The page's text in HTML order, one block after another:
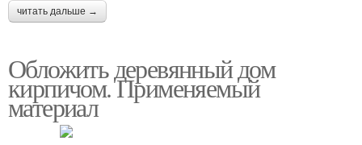
читать дальше →
Обложить деревянный дом
кирпичом. Применяемый
материал